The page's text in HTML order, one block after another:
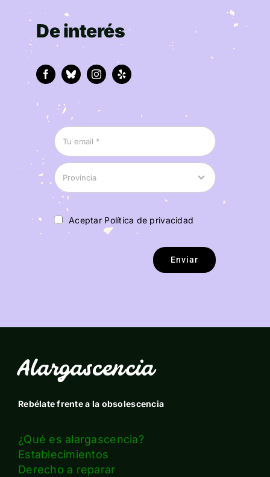
De interés
Aceptar Política de privacidad
Enviar
Alargascencia
Rebélate frente a la obsolescencia
¿Qué es alargascencia?
Establecimientos
Derecho a reparar